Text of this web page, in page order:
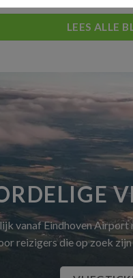
LEES ALLE
vanaf Eindhoven
reizigers die op zoek